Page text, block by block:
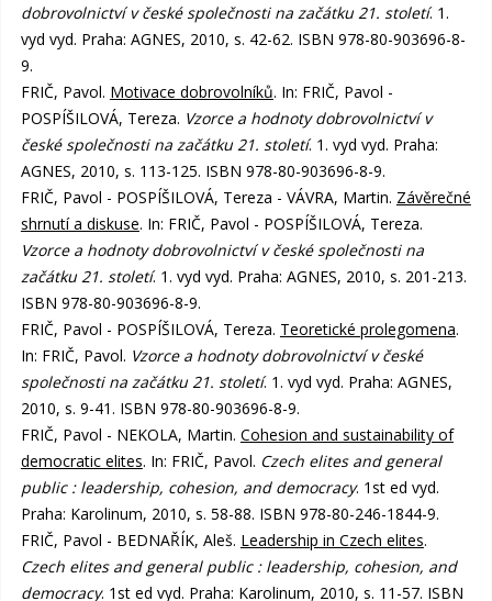
dobrovolnictví v české společnosti na začátku 21. století. 1.
vyd vyd. Praha: AGNES, 2010, s. 42-62. ISBN 978-80-903696-8-
9.
FRIČ, Pavol. Motivace dobrovolníků. In: FRIČ, Pavol -
POSPÍŠILOVÁ, Tereza. Vzorce a hodnoty dobrovolnictví v
české společnosti na začátku 21. století. 1. vyd vyd. Praha:
AGNES, 2010, s. 113-125. ISBN 978-80-903696-8-9.
FRIČ, Pavol - POSPÍŠILOVÁ, Tereza - VÁVRA, Martin. Závěrečné
shrnutí a diskuse. In: FRIČ, Pavol - POSPÍŠILOVÁ, Tereza.
Vzorce a hodnoty dobrovolnictví v české společnosti na
začátku 21. století. 1. vyd vyd. Praha: AGNES, 2010, s. 201-213.
ISBN 978-80-903696-8-9.
FRIČ, Pavol - POSPÍŠILOVÁ, Tereza. Teoretické prolegomena.
In: FRIČ, Pavol. Vzorce a hodnoty dobrovolnictví v české
společnosti na začátku 21. století. 1. vyd vyd. Praha: AGNES,
2010, s. 9-41. ISBN 978-80-903696-8-9.
FRIČ, Pavol - NEKOLA, Martin. Cohesion and sustainability of
democratic elites. In: FRIČ, Pavol. Czech elites and general
public : leadership, cohesion, and democracy. 1st ed vyd.
Praha: Karolinum, 2010, s. 58-88. ISBN 978-80-246-1844-9.
FRIČ, Pavol - BEDNAŘÍK, Aleš. Leadership in Czech elites.
Czech elites and general public : leadership, cohesion, and
democracy. 1st ed vyd. Praha: Karolinum, 2010, s. 11-57. ISBN